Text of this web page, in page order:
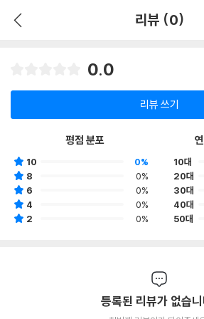
리뷰 (0)
0.0
리뷰 쓰기
평점 분포
10
0%
8
0%
6
0%
4
0%
2
0%
10대
20대
30대
40대
50대
등록된 리뷰가 없습